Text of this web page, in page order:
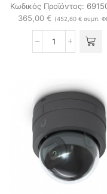
Κωδικός Προϊόντος:
365,00 € (452,60 €συμπ.
Ubiquiti
W
4K
PoE
dome
camera
(White)
ποσότητα